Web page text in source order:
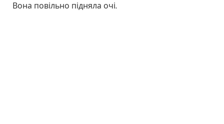
Вона повільно підняла очі.